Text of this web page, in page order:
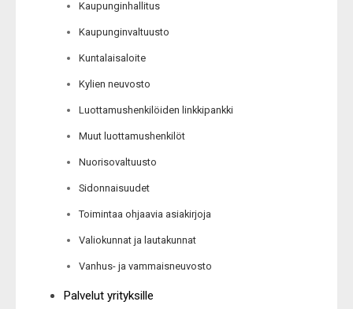
Kaupunginhallitus
Kaupunginvaltuusto
Kuntalaisaloite
Kylien neuvosto
Luottamushenkilöiden linkkipankki
Muut luottamushenkilöt
Nuorisovaltuusto
Sidonnaisuudet
Toimintaa ohjaavia asiakirjoja
Valiokunnat ja lautakunnat
Vanhus- ja vammaisneuvosto
Palvelut yrityksille